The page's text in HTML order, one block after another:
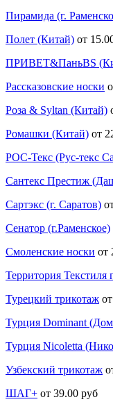
Пирамида (г.
Полет (Китай) от
ПРИВЕТ&ПаньBS
Рассказовские носки
Роза & Syltan (Китай)
Ромашки (Китай) от
РОС-Текс (Рус-текс
Сантекс Престиж
Сартэкс (г. Саратов)
Сенатор (г.Раменское)
Смоленские носки от
Территория Текстиля
Турецкий трикотаж
Турция Dominant
Турция Nicoletta
Узбекский трикотаж
ШАГ+ от 39.00 руб